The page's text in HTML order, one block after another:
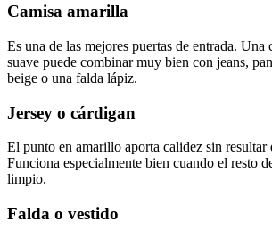
Camisa amarilla
Es una de las mejores puertas de entrada. Una
suave puede combinar muy bien con jeans,
beige o una falda lápiz.
Jersey o cárdigan
El punto en amarillo aporta calidez sin resultar
Funciona especialmente bien cuando el resto
limpio.
Falda o vestido